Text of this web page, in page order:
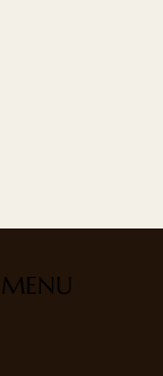
MENU